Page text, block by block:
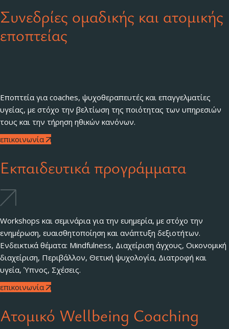
Συνεδρίες ομαδικής και ατομικής
εποπτείας
Εποπτεία για coaches, ψυχοθεραπευτές και επαγγελματίες
υγείας, με στόχο την βελτίωση της ποιότητας των υπηρεσιών
τους και την τήρηση ηθικών κανόνων.
επικοινωνία
Εκπαιδευτικά προγράμματα
Workshops και σεμινάρια για την ευημερία, με στόχο την
ενημέρωση, ευαισθητοποίηση και ανάπτυξη δεξιοτήτων.
Ενδεικτικά θέματα: Mindfulness, Διαχείριση άγχους, Οικονομική
διαχείριση, Περιβάλλον, Θετική ψυχολογία, Διατροφή και
υγεία, Ύπνος, Σχέσεις.
επικοινωνία
Ατομικό Wellbeing Coaching